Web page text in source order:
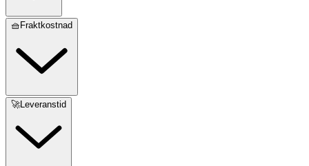
🧺Fraktkostnad
🚀Leveranstid